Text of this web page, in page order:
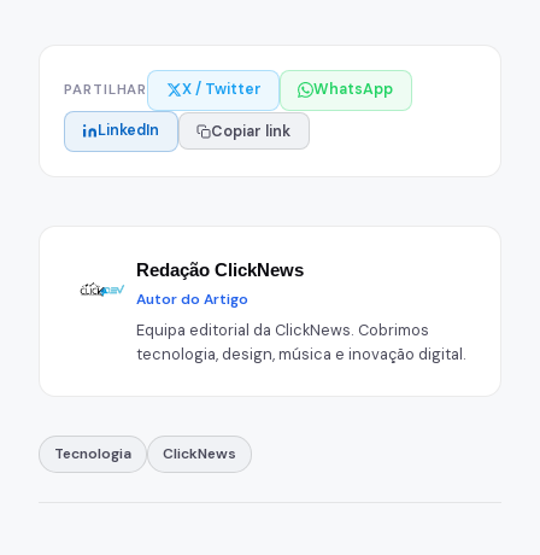
PARTILHAR X / Twitter WhatsApp
LinkedIn Copiar link
Redação ClickNews
Autor do Artigo
Equipa editorial da ClickNews. Cobrimos
tecnologia, design, música e inovação digital.
Tecnologia ClickNews